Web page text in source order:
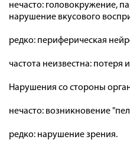
нечасто: головокружение,
нарушение вкусового
редко: периферическая
частота неизвестна: потеря
Нарушения со стороны
нечасто: возникновение
редко: нарушение зрения.